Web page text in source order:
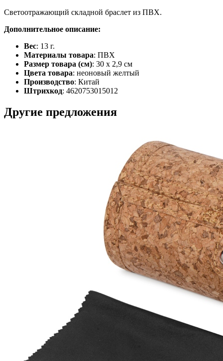
Светоотражающий складной браслет из ПВХ.
Дополнительное описание:
Вес: 13 г.
Материалы товара: ПВХ
Размер товара (см): 30 х 2,9 см
Цвета товара: неоновый желтый
Производство: Китай
Штрихкод: 4620753015012
Другие предложения